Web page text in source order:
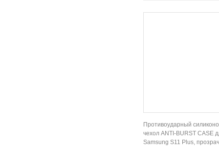
Противоударный
чехол ANTI-BURST CASE
Samsung S11 Plus,